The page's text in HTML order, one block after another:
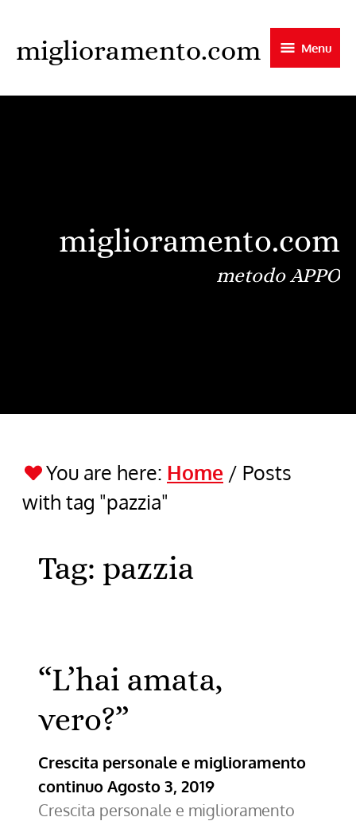
to
content
miglioramento.com Menu
miglioramento.com
metodo APPO
You are here: Home / Posts
with tag "pazzia"
Tag: pazzia
“L’hai amata,
vero?”
Crescita personale e miglioramento
continuoAgosto 3, 2019
Crescita personale e miglioramento